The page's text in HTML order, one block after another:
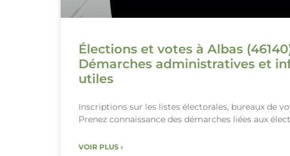
Élections et votes à Albas
Démarches administratives et
utiles
Inscriptions sur les listes électorales, bureaux de
Prenez connaissance des démarches liées aux
VOIR PLUS ›